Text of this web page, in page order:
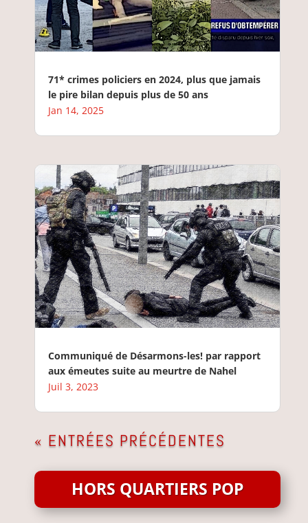
71* crimes policiers en 2024, plus que jamais
le pire bilan depuis plus de 50 ans
Jan 14, 2025
Communiqué de Désarmons-les! par rapport
aux émeutes suite au meurtre de Nahel
Juil 3, 2023
« ENTRÉES PRÉCÉDENTES
HORS QUARTIERS POP